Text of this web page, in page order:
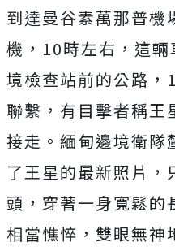
到達曼谷素萬那普機
機，10時左右，這
境檢查站前的公路，
聯繫，有目擊者稱王
接走。 緬甸邊境衛隊
了王星的最新照片，
頭，穿著一身寬鬆的
相當憔悴，雙眼無神